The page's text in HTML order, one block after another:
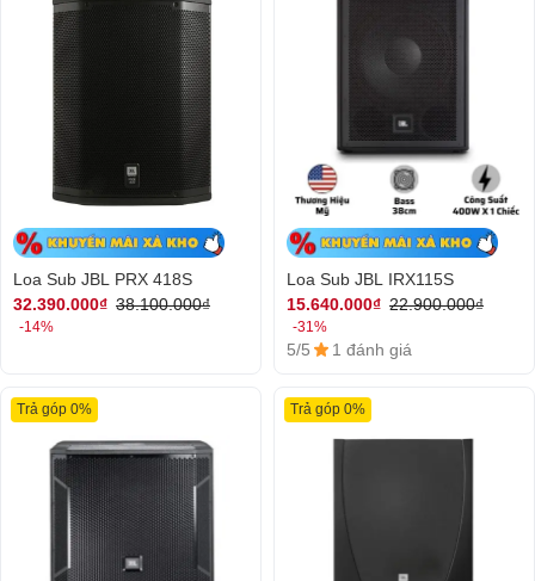
Loa Sub JBL PRX 418S
32.390.000₫ 38.100.000₫
-14%
Loa Sub JBL IRX115S
15.640.000₫ 22.900.000₫
-31%
5/5 1 đánh giá
Trả góp 0% Trả góp 0%